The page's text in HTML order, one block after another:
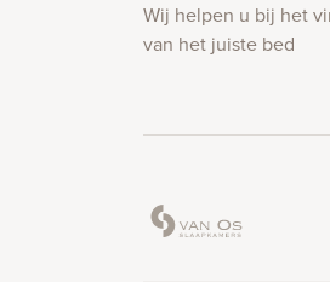
Wij helpen u bij het
van het juiste bed